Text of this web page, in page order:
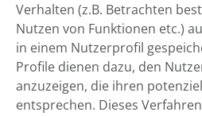
Verhalten (z.B. Betrachten
Nutzen von Funktionen etc.)
in einem Nutzerprofil
Profile dienen dazu, den
anzuzeigen, die ihren
entsprechen. Dieses